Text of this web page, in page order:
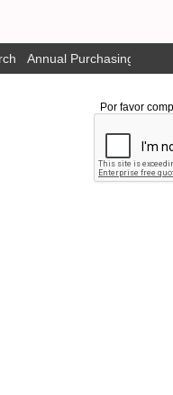
Annual Purchasing Plan
Por favor